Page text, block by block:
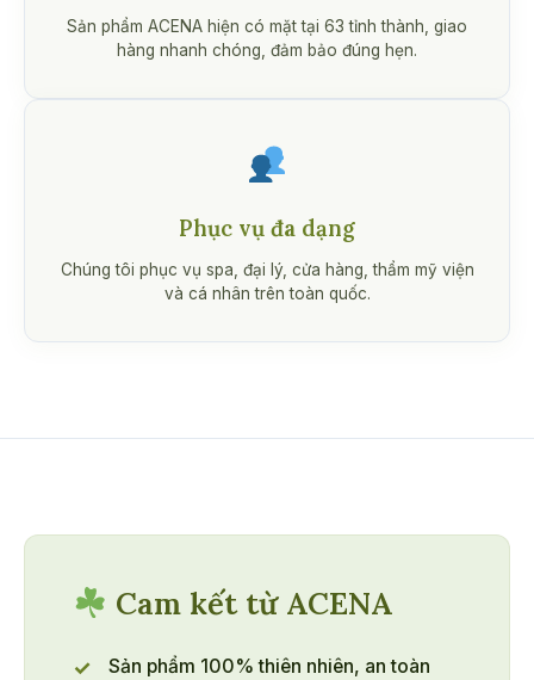
Sản phẩm ACENA hiện có mặt tại 63 tỉnh thành, giao
hàng nhanh chóng, đảm bảo đúng hẹn.
Phục vụ đa dạng
Chúng tôi phục vụ spa, đại lý, cửa hàng, thẩm mỹ viện
và cá nhân trên toàn quốc.
Cam kết từ ACENA
Sản phẩm 100% thiên nhiên, an toàn